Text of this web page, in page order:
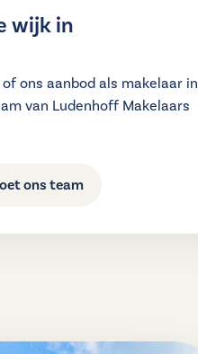
wijk in
ons aanbod als makelaar in
van Ludenhoff Makelaars
ons team